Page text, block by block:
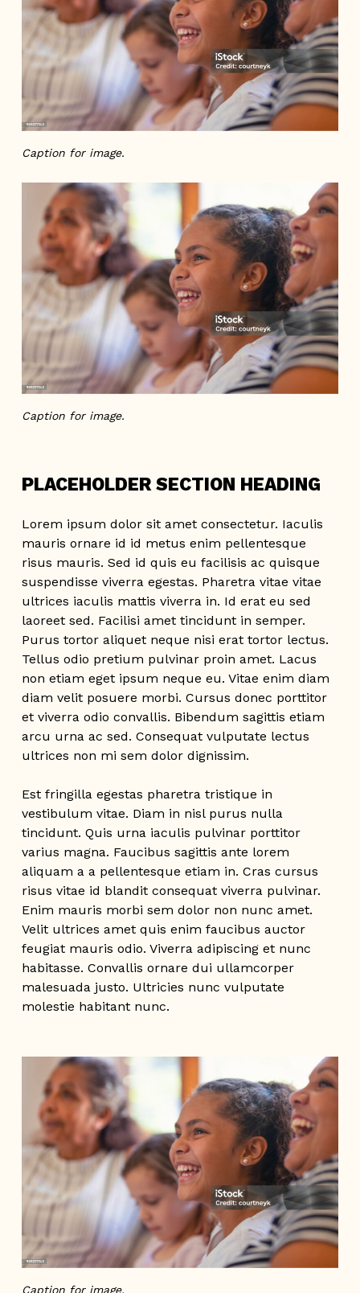
Caption for image.
Caption for image.
PLACEHOLDER SECTION HEADING
Lorem ipsum dolor sit amet consectetur. Iaculis
mauris ornare id id metus enim pellentesque
risus mauris. Sed id quis eu facilisis ac quisque
suspendisse viverra egestas. Pharetra vitae vitae
ultrices iaculis mattis viverra in. Id erat eu sed
laoreet sed. Facilisi amet tincidunt in semper.
Purus tortor aliquet neque nisi erat tortor lectus.
Tellus odio pretium pulvinar proin amet. Lacus
non etiam eget ipsum neque eu. Vitae enim diam
diam velit posuere morbi. Cursus donec porttitor
et viverra odio convallis. Bibendum sagittis etiam
arcu urna ac sed. Consequat vulputate lectus
ultrices non mi sem dolor dignissim.
Est fringilla egestas pharetra tristique in
vestibulum vitae. Diam in nisl purus nulla
tincidunt. Quis urna iaculis pulvinar porttitor
varius magna. Faucibus sagittis ante lorem
aliquam a a pellentesque etiam in. Cras cursus
risus vitae id blandit consequat viverra pulvinar.
Enim mauris morbi sem dolor non nunc amet.
Velit ultrices amet quis enim faucibus auctor
feugiat mauris odio. Viverra adipiscing et nunc
habitasse. Convallis ornare dui ullamcorper
malesuada justo. Ultricies nunc vulputate
molestie habitant nunc.
Caption for image.